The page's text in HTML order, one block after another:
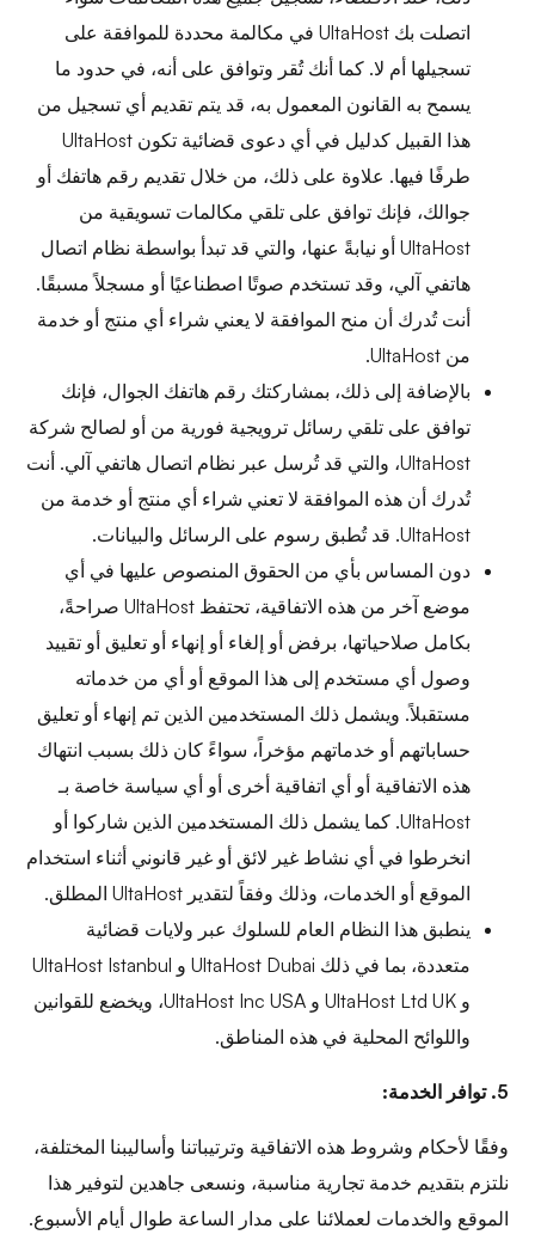
اتصلت بك UltaHost في مكالمة محددة للموافقة على
تسجيلها أم لا. كما أنك تُقر وتوافق على أنه، في حدود ما
يسمح به القانون المعمول به، قد يتم تقديم أي تسجيل من
هذا القبيل كدليل في أي دعوى قضائية تكون UltaHost
طرفًا فيها. علاوة على ذلك، من خلال تقديم رقم هاتفك أو
جوالك، فإنك توافق على تلقي مكالمات تسويقية من
UltaHost أو نيابةً عنها، والتي قد تبدأ بواسطة نظام اتصال
هاتفي آلي، وقد تستخدم صوتًا اصطناعيًا أو مسجلاً مسبقًا.
أنت تُدرك أن منح الموافقة لا يعني شراء أي منتج أو خدمة
من UltaHost.
بالإضافة إلى ذلك، بمشاركتك رقم هاتفك الجوال، فإنك
توافق على تلقي رسائل ترويجية فورية من أو لصالح شركة
UltaHost، والتي قد تُرسل عبر نظام اتصال هاتفي آلي. أنت
تُدرك أن هذه الموافقة لا تعني شراء أي منتج أو خدمة من
UltaHost. قد تُطبق رسوم على الرسائل والبيانات.
دون المساس بأي من الحقوق المنصوص عليها في أي
موضع آخر من هذه الاتفاقية، تحتفظ UltaHost صراحةً،
بكامل صلاحياتها، برفض أو إلغاء أو إنهاء أو تعليق أو تقييد
وصول أي مستخدم إلى هذا الموقع أو أي من خدماته
مستقبلاً. ويشمل ذلك المستخدمين الذين تم إنهاء أو تعليق
حساباتهم أو خدماتهم مؤخراً، سواءً كان ذلك بسبب انتهاك
هذه الاتفاقية أو أي اتفاقية أخرى أو أي سياسة خاصة بـ
UltaHost. كما يشمل ذلك المستخدمين الذين شاركوا أو
انخرطوا في أي نشاط غير لائق أو غير قانوني أثناء استخدام
الموقع أو الخدمات، وذلك وفقاً لتقدير UltaHost المطلق.
ينطبق هذا النظام العام للسلوك عبر ولايات قضائية
متعددة، بما في ذلك UltaHost Dubai و UltaHost Istanbul
و UltaHost Ltd UK و UltaHost Inc USA، ويخضع للقوانين
واللوائح المحلية في هذه المناطق.
وفقًا لأحكام وشروط هذه الاتفاقية وترتيباتنا وأساليبنا المختلفة،
نلتزم بتقديم خدمة تجارية مناسبة، ونسعى جاهدين لتوفير هذا
الموقع والخدمات لعملائنا على مدار الساعة طوال أيام الأسبوع.